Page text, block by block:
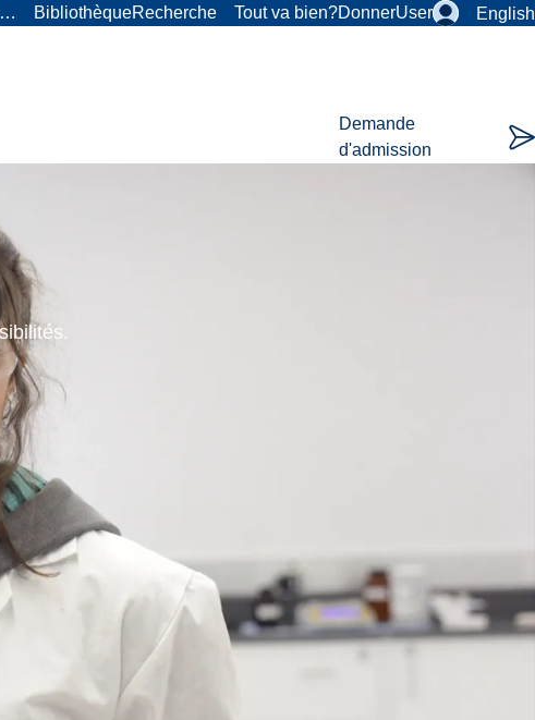
BibliothèqueRecherche Tout va bien?DonnerUser English
Demande
d'admission